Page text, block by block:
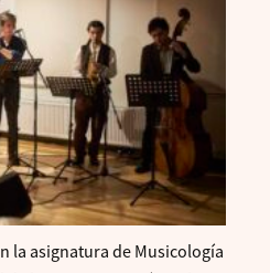
la asignatura de Musicología